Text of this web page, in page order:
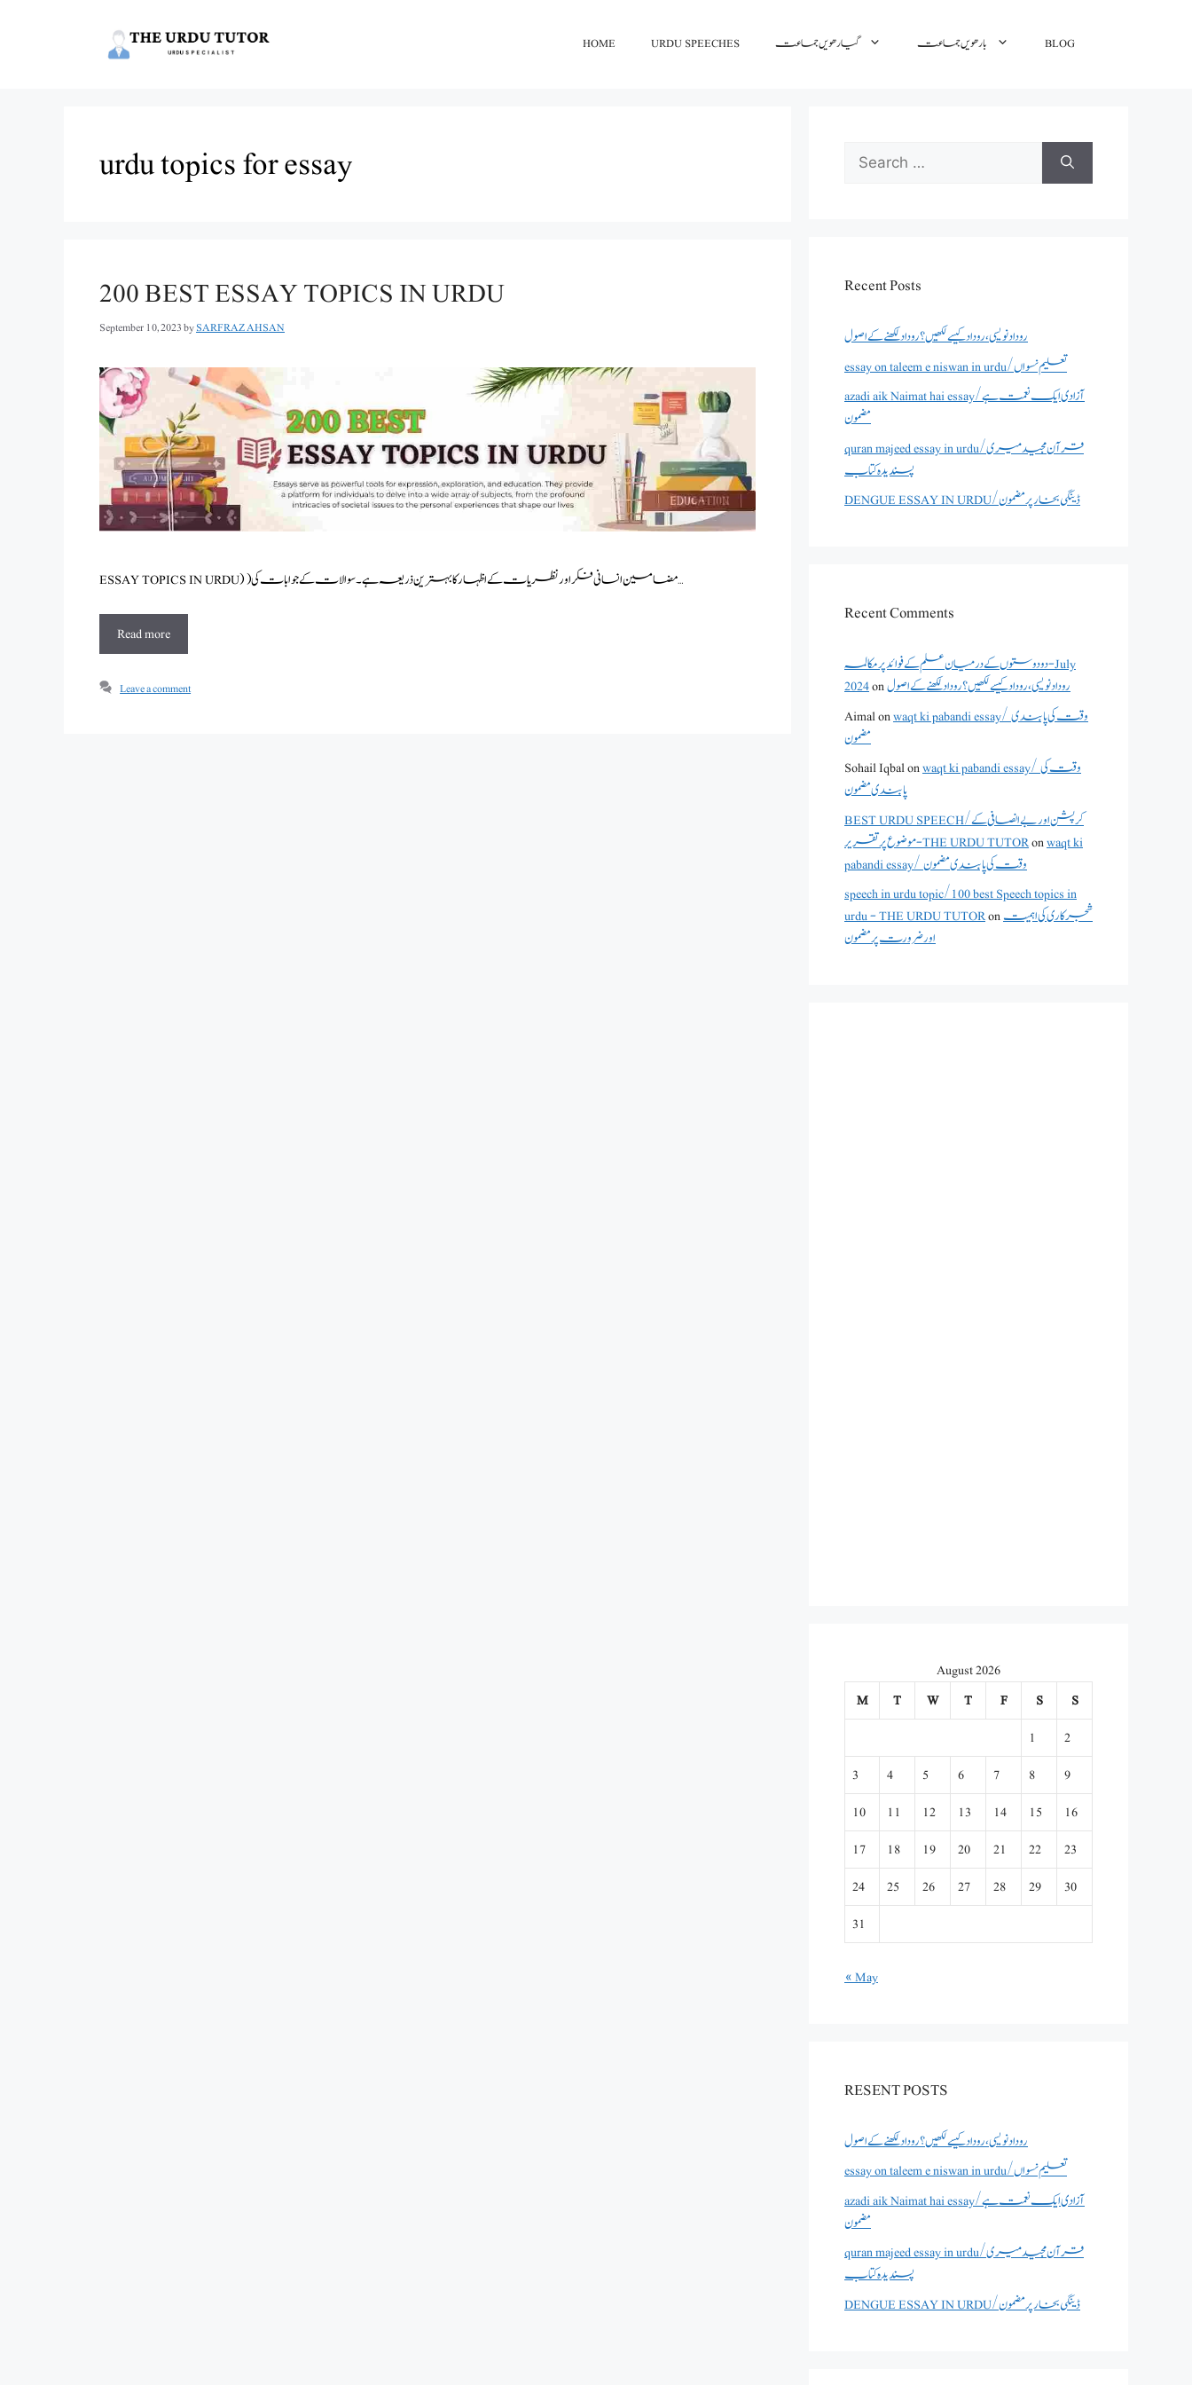
HOME URDU SPEECHES گیارھویں جماعت بارھویں جماعت BLOG
urdu topics for essay
200 BEST ESSAY TOPICS IN URDU
September 10, 2023bySARFRAZ AHSAN
ESSAY TOPICS IN URDU) )مضامین انسانی فکر اور نظریات کے اظہار کا بہترین ذریعہ ہے ۔ سوالات کے جوابات کی …
Read more
Leave a comment
Search
for:
Recent Posts
روداد نویسی ،روداد کیسے لکھیں؟ روداد لکھنے کے اصول
essay on taleem e niswan in urdu/تعلیم نسواں
azadi aik Naimat hai essay/آزادی ایک نعمت ہے
مضمون
quran majeed essay in urdu/قرآن مجید میری
پسندیدہ کتاب
DENGUE ESSAY IN URDU/ڈینگی بخار پر مضمون
Recent Comments
دو دوستوں کے درمیان علم کے فوائد پر مکالمہ - July
2024onروداد نویسی ،روداد کیسے لکھیں؟ روداد لکھنے کے اصول
Aimalonwaqt ki pabandi essay/ وقت کی پابندی
مضمون
Sohail Iqbalonwaqt ki pabandi essay/ وقت کی
پابندی مضمون
BEST URDU SPEECH/کرپشن اور بے انصافی کے
موضوع پر تقریر - THE URDU TUTORonwaqt ki
pabandi essay/ وقت کی پابندی مضمون
speech in urdu topic/100 best Speech topics in
urdu - THE URDU TUTORonشجرکاری کی اہمیت
اور ضرورت پر مضمون
August 2026
M
T W T F S
S
1
2
3
4 5 6 7 8
9
10
11 12 13 14 15
16
17
18 19 20 21 22
23
24
25 26 27 28 29
30
31
« May
RESENT POSTS
روداد نویسی ،روداد کیسے لکھیں؟ روداد لکھنے کے اصول
essay on taleem e niswan in urdu/تعلیم نسواں
azadi aik Naimat hai essay/آزادی ایک نعمت ہے
مضمون
quran majeed essay in urdu/قرآن مجید میری
پسندیدہ کتاب
DENGUE ESSAY IN URDU/ڈینگی بخار پر مضمون